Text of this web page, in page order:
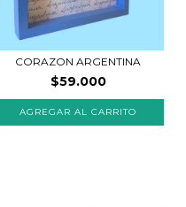
CORAZON ARGENTINA
$59.000